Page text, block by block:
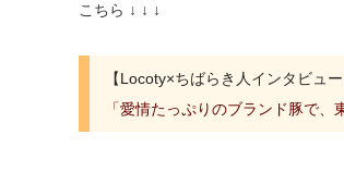
こちら ↓ ↓ ↓
【Locoty×ちばらき人インタビュー
「愛情たっぷりのブランド豚で